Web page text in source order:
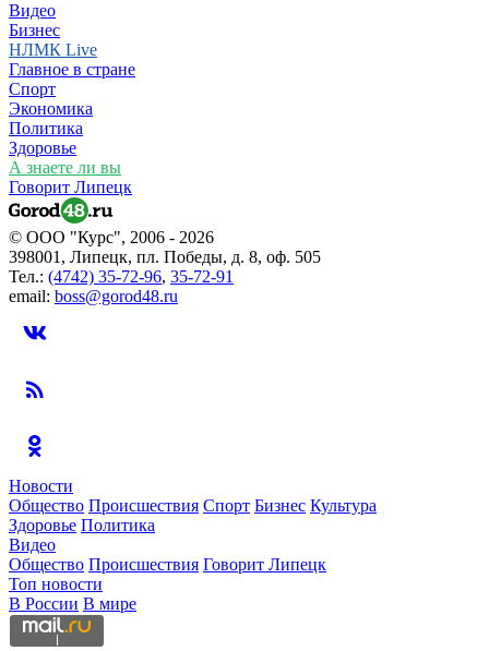
Видео
Бизнес
НЛМК Live
Главное в стране
Спорт
Экономика
Политика
Здоровье
А знаете ли вы
Говорит Липецк
© ООО "Курс", 2006 - 2026
398001, Липецк, пл. Победы, д. 8, оф. 505
Тел.: (4742) 35-72-96, 35-72-91
email: boss@gorod48.ru
Новости
Общество Происшествия Спорт Бизнес Культура
Здоровье Политика
Видео
Общество Происшествия Говорит Липецк
Топ новости
В России В мире